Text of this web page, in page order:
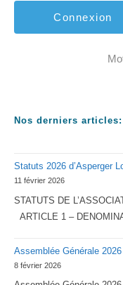
Nos derniers articles:
Statuts 2026 d’Asperger
11 février 2026
STATUTS DE
ARTICLE 1 –
Assemblée Générale 2026
8 février 2026